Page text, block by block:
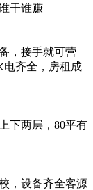
干谁赚
，接手就可营‌‌
电齐全，房租成
下两层，80平有
，设备齐全客源